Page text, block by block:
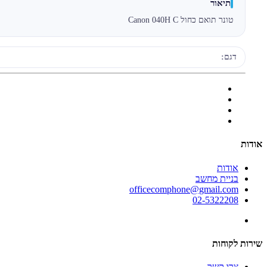
תיאור
טונר תואם כחול Canon 040H C
דגם:
אודות
אודות
בניית מחשב
officecomphone@gmail.com
02-5322208
שירות לקוחות